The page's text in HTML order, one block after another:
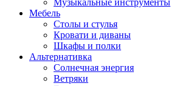
Музыкальные инструменты
Мебель
Столы и стулья
Кровати и диваны
Шкафы и полки
Альтернативка
Солнечная энергия
Ветряки